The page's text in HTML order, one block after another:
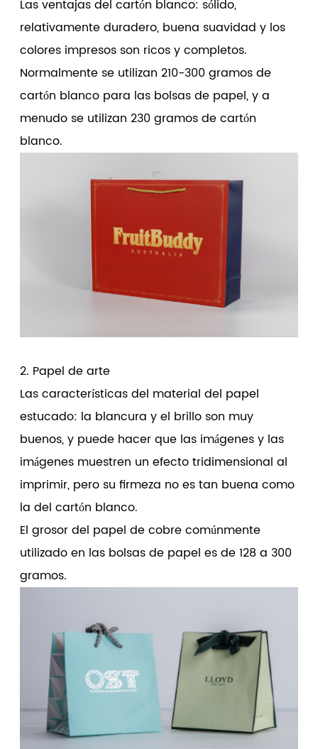
Las ventajas del cartón blanco: sólido,
relativamente duradero, buena suavidad y los
colores impresos son ricos y completos.
Normalmente se utilizan 210-300 gramos de
cartón blanco para las bolsas de papel, y a
menudo se utilizan 230 gramos de cartón
blanco.
2. Papel de arte
Las características del material del papel
estucado: la blancura y el brillo son muy
buenos, y puede hacer que las imágenes y las
imágenes muestren un efecto tridimensional al
imprimir, pero su firmeza no es tan buena como
la del cartón blanco.
El grosor del papel de cobre comúnmente
utilizado en las bolsas de papel es de 128 a 300
gramos.